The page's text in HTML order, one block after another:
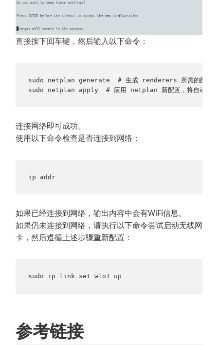
直接按下回车键，然后输入以下命令：
sudo netplan generate  # 生成 renderers 所需的配置
sudo netplan apply  # 应用 netplan 新配置，将自动重
连接网络即可成功。
使用以下命令检查是否连接到网络：
ip addr
如果已经连接到网络，输出内容中会有WiFi信息。
如果仍未连接到网络，请执行以下命令尝试启动无线网
卡，然后遵循上述步骤重新配置：
sudo ip link set wlo1 up
参考链接